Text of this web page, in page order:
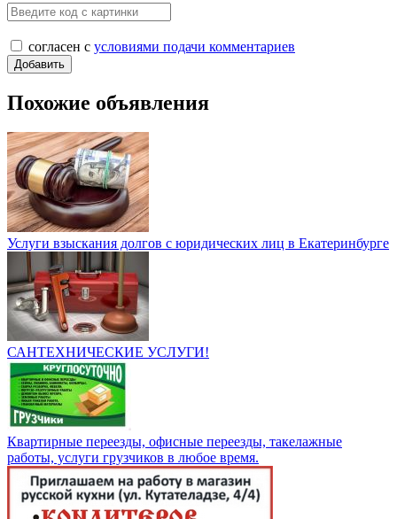
согласен с условиями подачи комментариев
Похожие объявления
Услуги взыскания долгов с юридических лиц в Екатеринбурге
САНТЕХНИЧЕСКИЕ УСЛУГИ!
Квартирные переезды, офисные переезды, такелажные
работы, услуги грузчиков в любое время.